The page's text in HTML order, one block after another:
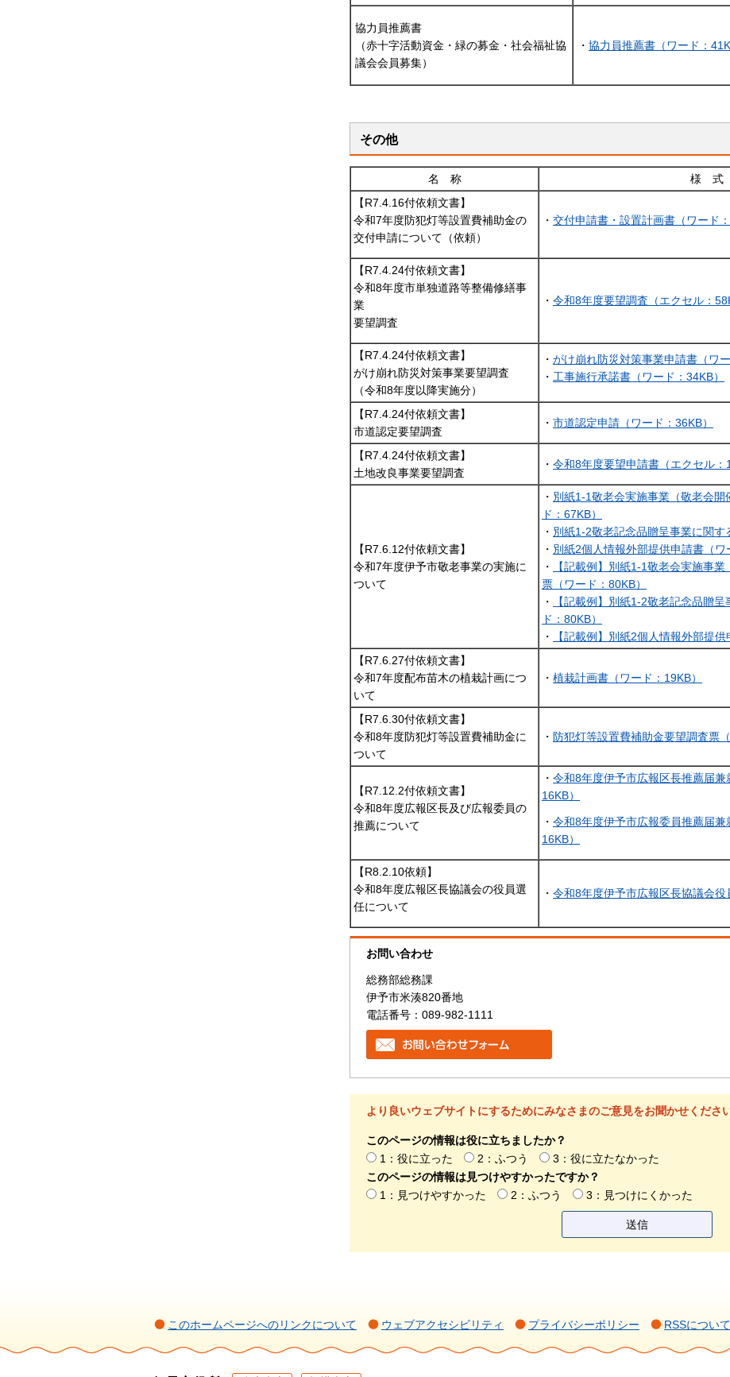
協力員推薦書
（赤十字活動資金・緑の募金・社会福祉協
議会会員募集）
・ 協力員推薦書（ワード：
その他
名 称 様 式
【R7.4.16付依頼文書】
令和7年度防犯灯等設置費補助金の
交付申請について（依頼）
・ 交付申請書・設置計画書（ワード：
【R7.4.24付依頼文書】
令和8年度市単独道路等整備修繕事
業
要望調査
・ 令和8年度要望調査（エクセル：
【R7.4.24付依頼文書】
がけ崩れ防災対策事業要望調査
（令和8年度以降実施分）
・ がけ崩れ防災対策事業申請書（ワー
・ 工事施行承諾書（ワード：34KB）
【R7.4.24付依頼文書】
市道認定要望調査
・ 市道認定申請（ワード：36KB）
【R7.4.24付依頼文書】
土地改良事業要望調査
・ 令和8年度要望申請書（エクセル：
【R7.6.12付依頼文書】
令和7年度伊予市敬老事業の実施に
ついて
・ 別紙1-1敬老会実施事業（敬老会開
ド：67KB）
・ 別紙1-2敬老記念品贈呈事業に関す
・ 別紙2個人情報外部提供申請書（ワ
・
【記載例】別紙1-1敬老会実施事
票（ワード：80KB）
・
【記載例】別紙1-2敬老記念品贈
ド：80KB）
・
【記載例】別紙2個人情報外部提供
【R7.6.27付依頼文書】
令和7年度配布苗木の植栽計画につ
いて
・ 植栽計画書（ワード：19KB）
【R7.6.30付依頼文書】
令和8年度防犯灯等設置費補助金に
ついて
・ 防犯灯等設置費補助金要望調査票
【R7.12.2付依頼文書】
令和8年度広報区長及び広報委員の
推薦について
・ 令和8年度伊予市広報区長推薦届兼
16KB）
・ 令和8年度伊予市広報委員推薦届兼
16KB）
【R8.2.10依頼】
令和8年度広報区長協議会の役員選
任について
・ 令和8年度伊予市広報区長協議会役
お問い合わせ
総務部総務課
伊予市米湊820番地
電話番号：089-982-1111
より良いウェブサイトにするためにみなさまのご意見をお聞かせくださ
このページの情報は役に立ちましたか？
1：役に立った
2：ふつう
3：役に立たなかった
このページの情報は見つけやすかったですか？
1：見つけやすかった
2：ふつう 3：見つけにくかった
このホームページへのリンクについて ウェブアクセシビリティ プライバシーポリシー RSSについて